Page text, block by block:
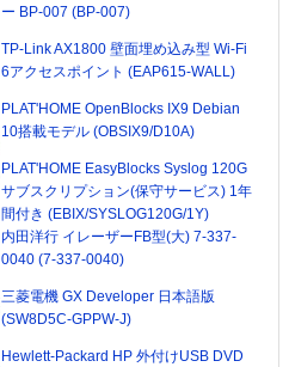
ー BP-007 (BP-007)
TP-Link AX1800 壁面埋め込み型 Wi-Fi
6アクセスポイント (EAP615-WALL)
PLAT'HOME OpenBlocks IX9 Debian
10搭載モデル (OBSIX9/D10A)
PLAT'HOME EasyBlocks Syslog 120G
サブスクリプション(保守サービス) 1年
間付き (EBIX/SYSLOG120G/1Y)
内田洋行 イレーザーFB型(大) 7-337-
0040 (7-337-0040)
三菱電機 GX Developer 日本語版
(SW8D5C-GPPW-J)
Hewlett-Packard HP 外付けUSB DVD